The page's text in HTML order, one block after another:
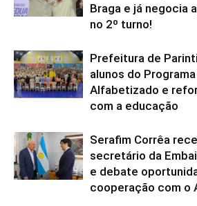
Braga e já negocia
no 2º turno!
Prefeitura de
alunos do
Alfabetizado e
com a educação
Serafim Corrêa
secretário da
e debate
cooperação com o